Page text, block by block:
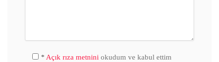
* Açık rıza metnini okudum ve kabul ettim